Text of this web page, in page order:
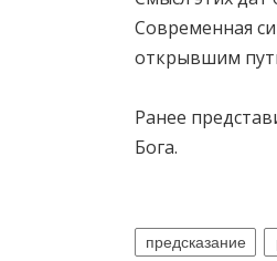
Современная
открывшим
Ранее
Бога.
предсказание